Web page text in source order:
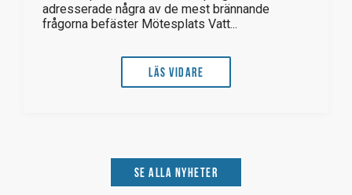
adresserade några av de mest brännande
frågorna befäster Mötesplats Vatt...
Läs vidare
Se alla nyheter